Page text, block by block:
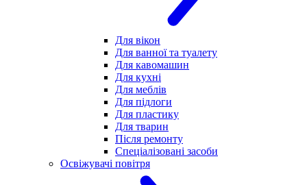
Для вікон
Для ванної та туалету
Для кавомашин
Для кухні
Для меблів
Для підлоги
Для пластику
Для тварин
Після ремонту
Спеціалізовані засоби
Освіжувачі повітря